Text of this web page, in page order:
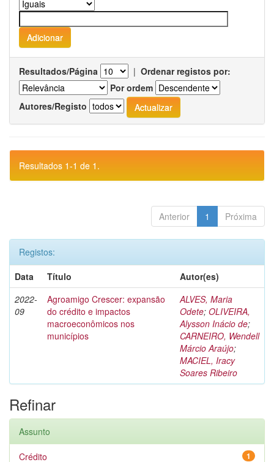
Resultados/Página | Ordenar registos por:
Por ordem
Autores/Registo
Resultados 1-1 de 1.
Anterior 1 Próxima
Registos:
Data
Título
Autor(es)
2022-
09
Agroamigo Crescer: expansão
do crédito e impactos
macroeconômicos nos
municípios
ALVES, Maria
Odete; OLIVEIRA,
Alysson Inácio de;
CARNEIRO, Wendell
Márcio Araújo;
MACIEL, Iracy
Soares Ribeiro
Refinar
Assunto
1
Crédito